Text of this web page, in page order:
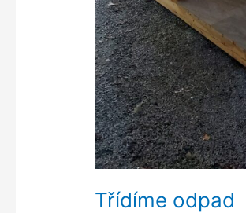
Třídíme odpad